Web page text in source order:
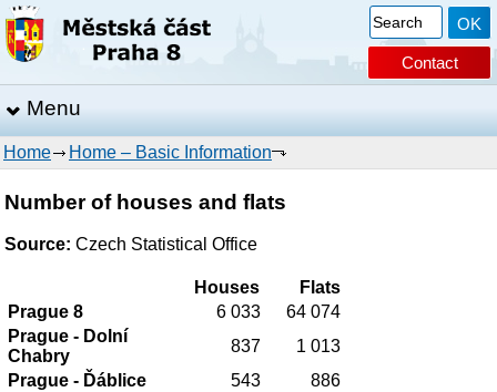
Contact
Menu
Home Home – Basic Information
Number of houses and flats
Source:Czech Statistical Office
Houses
Flats
Prague 8
6 033
64 074
Prague - Dolní
Chabry
837
1 013
Prague - Ďáblice
543
886